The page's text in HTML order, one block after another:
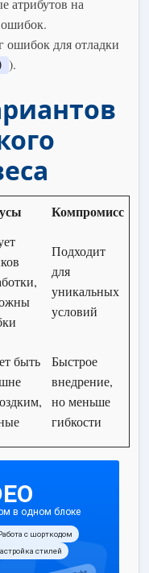
атрибутов на
ошибок.
ошибок для отладки
).
Компромисс
Подходит
для
уникальных
условий
быть
Быстрое
внедрение,
но меньше
гибкости